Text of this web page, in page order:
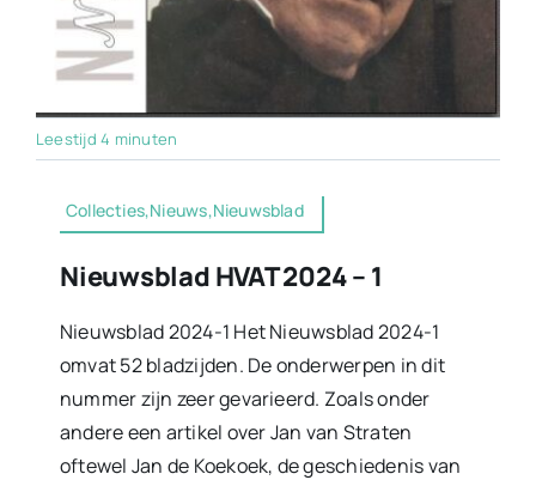
Leestijd 4 minuten
Collecties,Nieuws,Nieuwsblad
Nieuwsblad HVAT 2024 – 1
Nieuwsblad 2024-1 Het Nieuwsblad 2024-1
omvat 52 bladzijden. De onderwerpen in dit
nummer zijn zeer gevarieerd. Zoals onder
andere een artikel over Jan van Straten
oftewel Jan de Koekoek, de geschiedenis van